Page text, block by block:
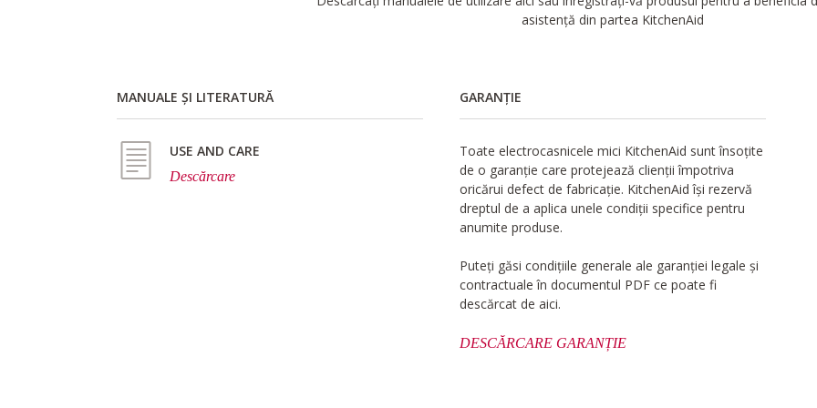
asistență din partea KitchenAid
MANUALE ȘI LITERATURĂ
USE AND CARE
Descărcare
GARANȚIE
Toate electrocasnicele mici KitchenAid sunt însoțite
de o garanție care protejează clienții împotriva
oricărui defect de fabricație. KitchenAid își rezervă
dreptul de a aplica unele condiții specifice pentru
anumite produse.
Puteți găsi condițiile generale ale garanției legale și
contractuale în documentul PDF ce poate fi
descărcat de aici.
DESCĂRCARE GARANȚIE